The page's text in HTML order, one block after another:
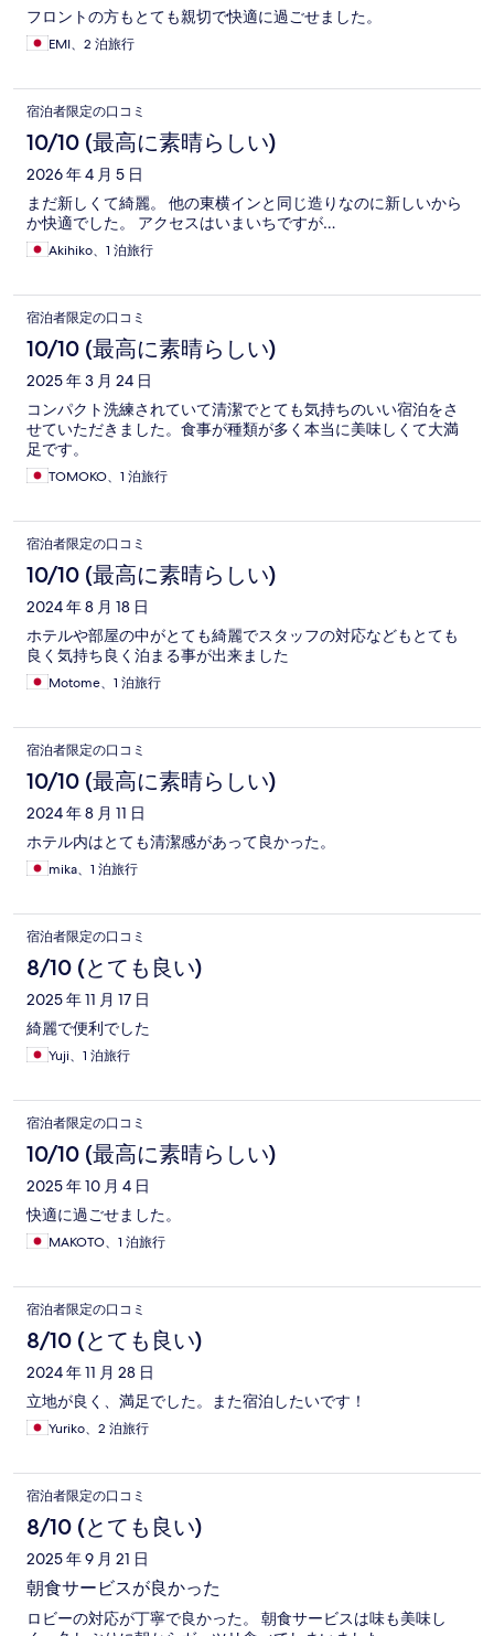
フロントの方もとても親切で快適に過ごせました。
EMI、2 泊旅行
宿泊者限定の口コミ
10/10 (最高に素晴らしい)
2026 年 4 月 5 日
まだ新しくて綺麗。 他の東横インと同じ造りなのに新しいから
か快適でした。 アクセスはいまいちですが…
Akihiko、1 泊旅行
宿泊者限定の口コミ
10/10 (最高に素晴らしい)
2025 年 3 月 24 日
コンパクト洗練されていて清潔でとても気持ちのいい宿泊をさ
せていただきました。食事が種類が多く本当に美味しくて大満
足です。
TOMOKO、1 泊旅行
宿泊者限定の口コミ
10/10 (最高に素晴らしい)
2024 年 8 月 18 日
ホテルや部屋の中がとても綺麗でスタッフの対応などもとても
良く気持ち良く泊まる事が出来ました
Motome、1 泊旅行
宿泊者限定の口コミ
10/10 (最高に素晴らしい)
2024 年 8 月 11 日
ホテル内はとても清潔感があって良かった。
mika、1 泊旅行
宿泊者限定の口コミ
8/10 (とても良い)
2025 年 11 月 17 日
綺麗で便利でした
Yuji、1 泊旅行
宿泊者限定の口コミ
10/10 (最高に素晴らしい)
2025 年 10 月 4 日
快適に過ごせました。
MAKOTO、1 泊旅行
宿泊者限定の口コミ
8/10 (とても良い)
2024 年 11 月 28 日
立地が良く、満足でした。また宿泊したいです！
Yuriko、2 泊旅行
宿泊者限定の口コミ
8/10 (とても良い)
2025 年 9 月 21 日
朝食サービスが良かった
ロビーの対応が丁寧で良かった。 朝食サービスは味も美味し